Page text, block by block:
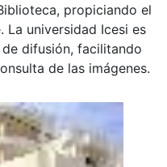
propiciando el
La universidad Icesi es
difusión, facilitando
de las imágenes.